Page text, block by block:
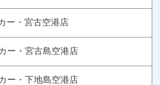
ー・宮古空港店
ー・宮古島空港店
ー・下地島空港店